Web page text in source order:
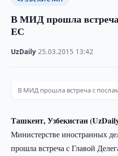
В МИД прошла
ЕС
UzDaily ·25.03.2015 13:42
В МИД прошла встреча с
Ташкент, Узбекистан
Министерстве иностранных
прошла встреча с Главой